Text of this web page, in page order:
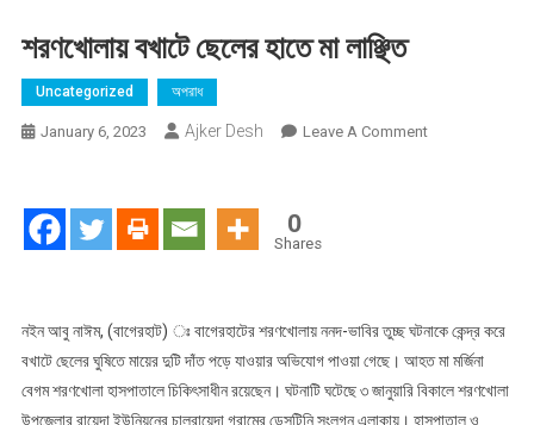
শরণখোলায় বখাটে ছেলের হাতে মা লাঞ্ছিত
Uncategorized অপরাধ
January 6, 2023 Ajker Desh Leave A CommentOn
0
Shares
নইন আবু নাঈম, (বাগেরহাট) ঃ বাগেরহাটের শরণখোলায় ননদ-ভাবির তুচ্ছ ঘটনাকে কেন্দ্র করে
বখাটে ছেলের ঘুষিতে মায়ের দুটি দাঁত পড়ে যাওয়ার অভিযোগ পাওয়া গেছে। আহত মা মর্জিনা
বেগম শরণখোলা হাসপাতালে চিকিৎসাধীন রয়েছেন। ঘটনাটি ঘটেছে ৩ জানুয়ারি বিকালে শরণখোলা
উপজেলার রায়েন্দা ইউনিয়নের চালরায়েন্দা গ্রামের ডেসটিনি সংলগ্ন এলাকায়। হাসপাতাল ও